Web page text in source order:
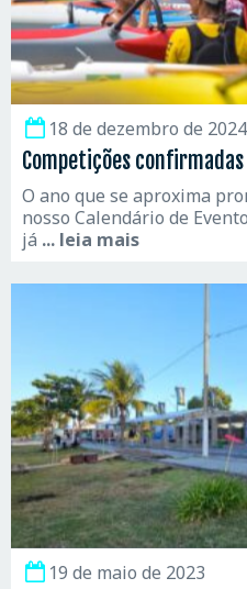
18 de dezembro de 2024
Competições
O ano que se aproxima
nosso Calendário de
já ... leia mais
19 de maio de 2023